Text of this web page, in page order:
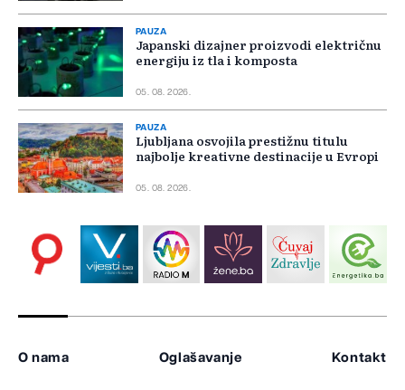
PAUZA
Japanski dizajner proizvodi električnu
energiju iz tla i komposta
05. 08. 2026.
PAUZA
Ljubljana osvojila prestižnu titulu
najbolje kreativne destinacije u Evropi
05. 08. 2026.
O nama Oglašavanje Kontakt